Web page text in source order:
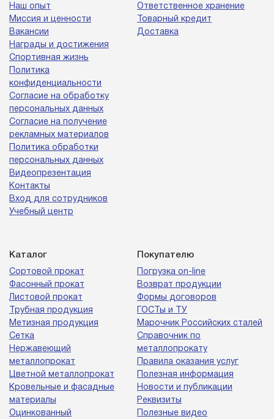
Наш опыт
Миссия и ценности
Вакансии
Награды и достижения
Спортивная жизнь
Политика
конфиденциальности
Согласие на обработку
персональных данных
Согласие на получение
рекламных материалов
Политика обработки
персональных данных
Видеопрезентация
Контакты
Вход для сотрудников
Учебный центр
Ответственное хранение
Товарный кредит
Доставка
Каталог
Сортовой прокат
Фасонный прокат
Листовой прокат
Трубная продукция
Метизная продукция
Сетка
Нержавеющий
металлопрокат
Цветной металлопрокат
Кровельные и фасадные
материалы
Оцинкованный
Покупателю
Погрузка on-line
Возврат продукции
Формы договоров
ГОСТы и ТУ
Марочник Российских сталей
Справочник по
металлопрокату
Правила оказания услуг
Полезная информация
Новости и публикации
Реквизиты
Полезные видео